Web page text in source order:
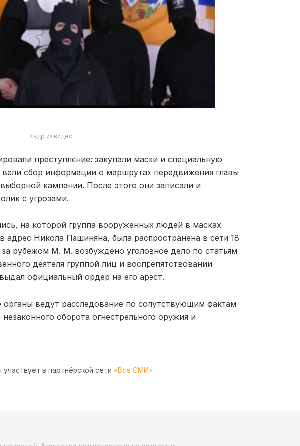
Кадр из видео
преступление: закупали маски и специальную
сбор информации о маршрутах передвижения главы
кампании. После этого они записали и
с угрозами.
на которой группа вооруженных людей в масках
адрес Никола Пашиняна, была распространена в сети 18
рубежом М. М. возбуждено уголовное дело по статьям
деятеля группой лиц и воспрепятствовании
официальный ордер на его арест.
органы ведут расследование по сопутствующим фактам
оборота огнестрельного оружия и
в партнёрской сети «Все СМИ».